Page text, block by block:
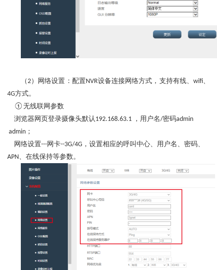
（2）网络设置：配置NVR设备连接网络方式，支持有线、 wifi、
4G方式。
① 无线联网参数
浏览器网页登录摄像头默认 192.168.63.1 ，用户名/密码admin
admin ；
网络设置---网卡--3G/4G ，设置相应的呼叫中心、用户名、密码、
APN
、在线保持等参数 。